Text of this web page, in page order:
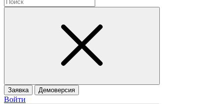
Заявка Демоверсия
Войти